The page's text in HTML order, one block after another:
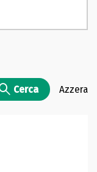
Cerca Azzera